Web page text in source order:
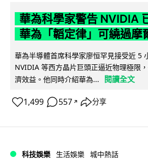
華為科學家警告 NVIDIA
華為「韜定律」可繞過摩
華為半導體首席科學家廖恒罕見接受近 5
NVIDIA 等西方晶片巨頭正逼近物理極限
濟效益。他同時介紹華為...
閱讀全文
1,499 557 ↗ 分享
科技娛樂 生活娛樂 城中熱話